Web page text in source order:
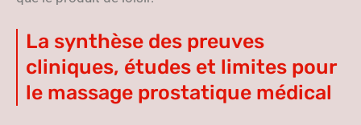
La synthèse des preuves
cliniques, études et limites pour
le massage prostatique médical